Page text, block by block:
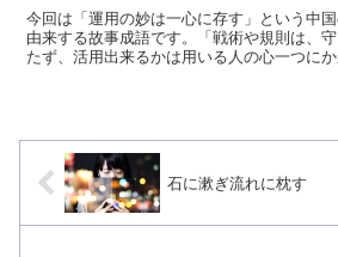
今回は「運用の妙は一心に存す」という中
由来する故事成語です。「戦術や規則は、
たず、活用出来るかは用いる人の心一つに
石に漱ぎ流れに枕す